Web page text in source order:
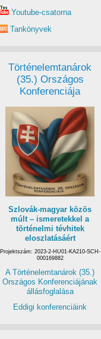
Youtube-csatorna
Tankönyvek
Történelemtanárok
(35.) Országos
Konferenciája
Szlovák-magyar közös
múlt – ismeretekkel a
történelmi tévhitek
eloszlatásáért
Projektszám: 2023-2-HU01-KA210-SCH-
000169882
A Történelemtanárok (35.)
Országos Konferenciájának
állásfoglalása
Eddigi konferenciáink